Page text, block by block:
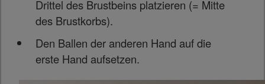
Drittel des Brustbeins platzieren (= Mitte
des Brustkorbs).
Den Ballen der anderen Hand auf die
erste Hand aufsetzen.